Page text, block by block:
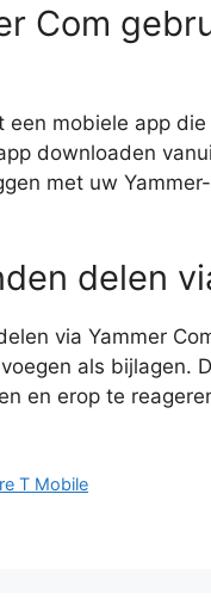
Com
een mobiele app
downloaden
met uw
delen
via Yammer
als bijlagen.
en erop te
T Mobile